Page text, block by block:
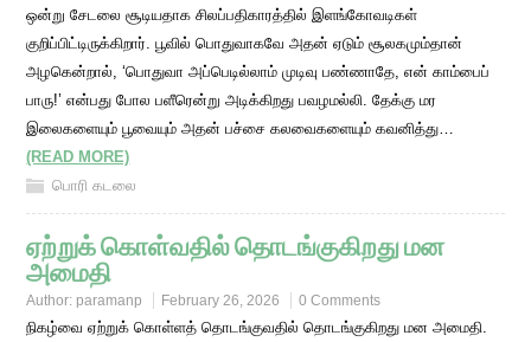
ஒன்று சேடலை சூடியதாக சிலப்பதிகாரத்தில் இளங்கோவடிகள்
குறிப்பிட்டிருக்கிறார். பூவில் பொதுவாகவே அதன் ஏடும் சூலகமும்தான்
அழகென்றால், ‘பொதுவா அப்பெடில்லாம் முடிவு பண்ணாதே, என் காம்பைப்
பாரு!’ என்பது போல பளீரென்று அடிக்கிறது பவழமல்லி. தேக்கு மர
இலைகளையும் பூவையும் அதன் பச்சை கலவைகளையும் கவனித்து…
(READ MORE)
பொரி கடலை
ஏற்றுக் கொள்வதில் தொடங்குகிறது மன
அமைதி
Author: paramanp February 26, 2026 0 Comments
நிகழ்வை ஏற்றுக் கொள்ளத் தொடங்குவதில் தொடங்குகிறது மன அமைதி.